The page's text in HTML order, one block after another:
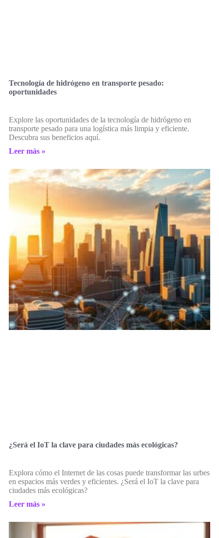
Tecnología de hidrógeno en transporte pesado:
oportunidades
Explore las oportunidades de la tecnología de hidrógeno en
transporte pesado para una logística más limpia y eficiente.
Descubra sus beneficios aquí.
Leer más »
¿Será el IoT la clave para ciudades más ecológicas?
Explora cómo el Internet de las cosas puede transformar las urbes
en espacios más verdes y eficientes. ¿Será el IoT la clave para
ciudades más ecológicas?
Leer más »